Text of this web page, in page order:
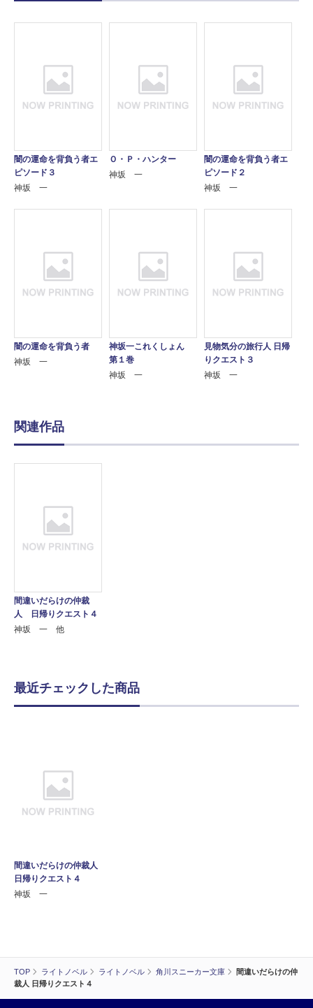
TOP ライトノベル ライトノベル 角川スニーカー文庫
間違いだらけの仲
裁人 日帰りクエスト４
闇の運命を背負う者エ
ピソード３
神坂 一
Ｏ・Ｐ・ハンター
神坂 一
闇の運命を背負う者エ
ピソード２
神坂 一
闇の運命を背負う者
神坂 一
神坂一これくしょん
第１巻
神坂 一
見物気分の旅行人 日帰
りクエスト３
神坂 一
関連作品
間違いだらけの仲裁
人 日帰りクエスト４
神坂 一 他
最近チェックした商品
間違いだらけの仲裁人
日帰りクエスト４
神坂 一